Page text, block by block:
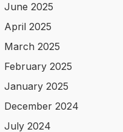
June 2025
April 2025
March 2025
February 2025
January 2025
December 2024
July 2024